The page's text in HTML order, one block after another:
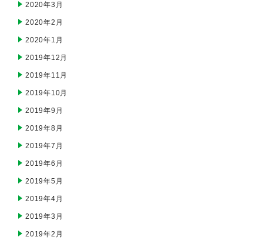
2020年3月
2020年2月
2020年1月
2019年12月
2019年11月
2019年10月
2019年9月
2019年8月
2019年7月
2019年6月
2019年5月
2019年4月
2019年3月
2019年2月